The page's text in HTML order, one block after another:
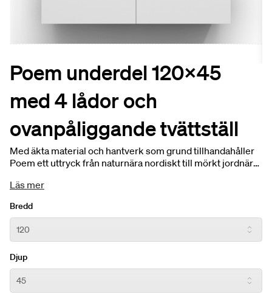
Poem underdel 120x45
med 4 lådor och
ovanpåliggande tvättställ
Med äkta material och hantverk som grund tillhandahåller
Poem ett uttryck från naturnära nordiskt till mörkt jordnära.
och fyra fronter. Priset är inklusive bänkskiva och tvättställ.
Läs mer
Bredd
Djup